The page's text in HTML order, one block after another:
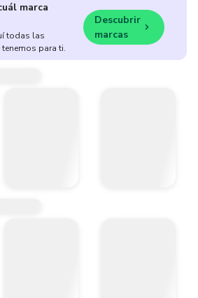
marca
todas las
para ti.
Descubrir
marcas